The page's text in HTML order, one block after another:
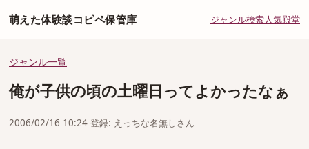
萌えた体験談コピペ保管庫 ジャンル検索人気殿堂
ジャンル一覧
俺が子供の頃の土曜日ってよかったなぁ
2006/02/16 10:24 登録: えっちな名無しさん